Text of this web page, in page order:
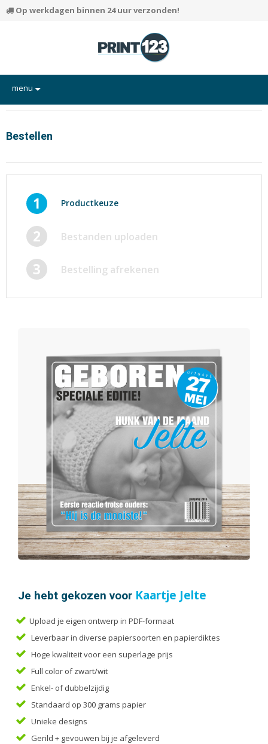
Op werkdagen binnen 24 uur verzonden!
menu
Flyers
Hand-outs/Losbladig
Posters
Rapporten/Verslagen
Certificaten/Diploma's
Visitekaartjes
Alle producten
Cadeaubonnen
Certificaten/Diploma's
Doordruksets
Enveloppen
Etiketten
Folders
Foto's
Geboortekaartjes
Hand-outs/Losbladig
Handleidingen
Kaarten
Kerstkaarten
Menukaarten
Mondkapjes
Notitieblokken
Rapporten/Verslagen
Bestellen
1 Productkeuze
2 Bestanden uploaden
3 Bestelling afrekenen
Je hebt gekozen voor Kaartje Jelte
Upload je eigen ontwerp in PDF-formaat
Leverbaar in diverse papiersoorten en papierdiktes
Hoge kwaliteit voor een superlage prijs
Full color of zwart/wit
Enkel- of dubbelzijdig
Standaard op 300 grams papier
Unieke designs
Gerild + gevouwen bij je afgeleverd